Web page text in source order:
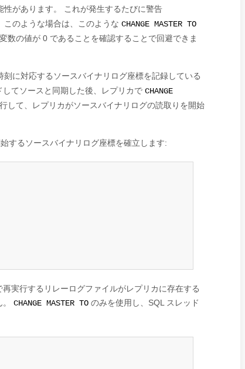
があります。 これが発生するたびに警告
のような場合は、このような CHANGE MASTER TO
数の値が 0 であることを確認することで回避できま
に対応するソースバイナリログ座標を記録している
てソースと同期した後、レプリカで CHANGE
して、レプリカがソースバイナリログの読取りを開始
するソースバイナリログ座標を確立します:
実行するリレーログファイルがレプリカに存在する
CHANGE MASTER TO のみを使用し、SQL スレッド